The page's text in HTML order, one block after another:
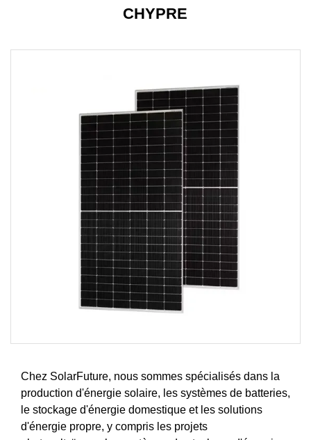
CHYPRE
Chez SolarFuture, nous sommes spécialisés dans la
production d'énergie solaire, les systèmes de batteries,
le stockage d'énergie domestique et les solutions
d'énergie propre, y compris les projets